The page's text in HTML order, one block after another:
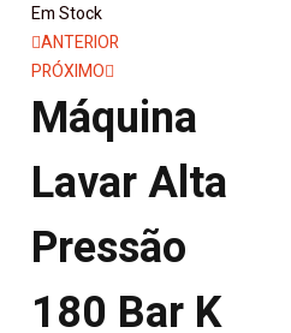
Em Stock
Navegação
de
artigos
ANTERIOR
PRÓXIMO
Máquina
Lavar Alta
Pressão
180 Bar K